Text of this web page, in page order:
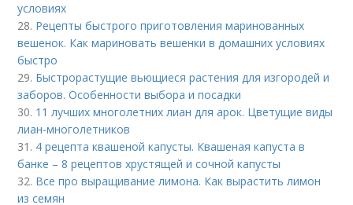
условиях
28. Рецепты быстрого приготовления маринованных
вешенок. Как мариновать вешенки в домашних условиях
быстро
29. Быстрорастущие вьющиеся растения для изгородей и
заборов. Особенности выбора и посадки
30. 11 лучших многолетних лиан для арок. Цветущие виды
лиан-многолетников
31. 4 рецепта квашеной капусты. Квашеная капуста в
банке – 8 рецептов хрустящей и сочной капусты
32. Все про выращивание лимона. Как вырастить лимон
из семян